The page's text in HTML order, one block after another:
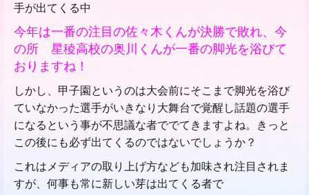
手が出てくる中
今年は一番の注目の佐々木くんが決勝で敗れ、今
の所 星稜高校の奥川くんが一番の脚光を浴びて
おりますね！
しかし、甲子園というのは大会前にそこまで脚光を浴び
ていなかった選手がいきなり大舞台で覚醒し話題の選手
になるという事が不思議な者ででてきますよね。きっと
この後にも必ず出てくるのではないでしょうか？
これはメディアの取り上げ方なども加味され注目されま
すが、何事も常に新しい芽は出てくる者で